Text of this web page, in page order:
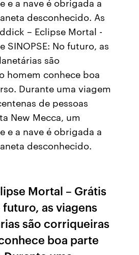
desconhecido. As
– Eclipse Mortal -
SINOPSE: No futuro, as
são
homem conhece boa
Durante uma viagem
de pessoas
New Mecca, um
e a nave é obrigada a
desconhecido.
Mortal – Grátis
as viagens
são corriqueiras
boa parte